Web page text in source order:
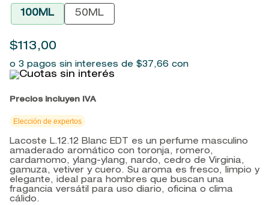
100ML 50ML
$113,00
o 3 pagos sin intereses de $37,66 con
Precios incluyen IVA
Elección de expertos
Lacoste L.12.12 Blanc EDT es un perfume masculino
amaderado aromático con toronja, romero,
cardamomo, ylang-ylang, nardo, cedro de Virginia,
gamuza, vetiver y cuero. Su aroma es fresco, limpio y
elegante, ideal para hombres que buscan una
fragancia versátil para uso diario, oficina o clima
cálido.
john frieda